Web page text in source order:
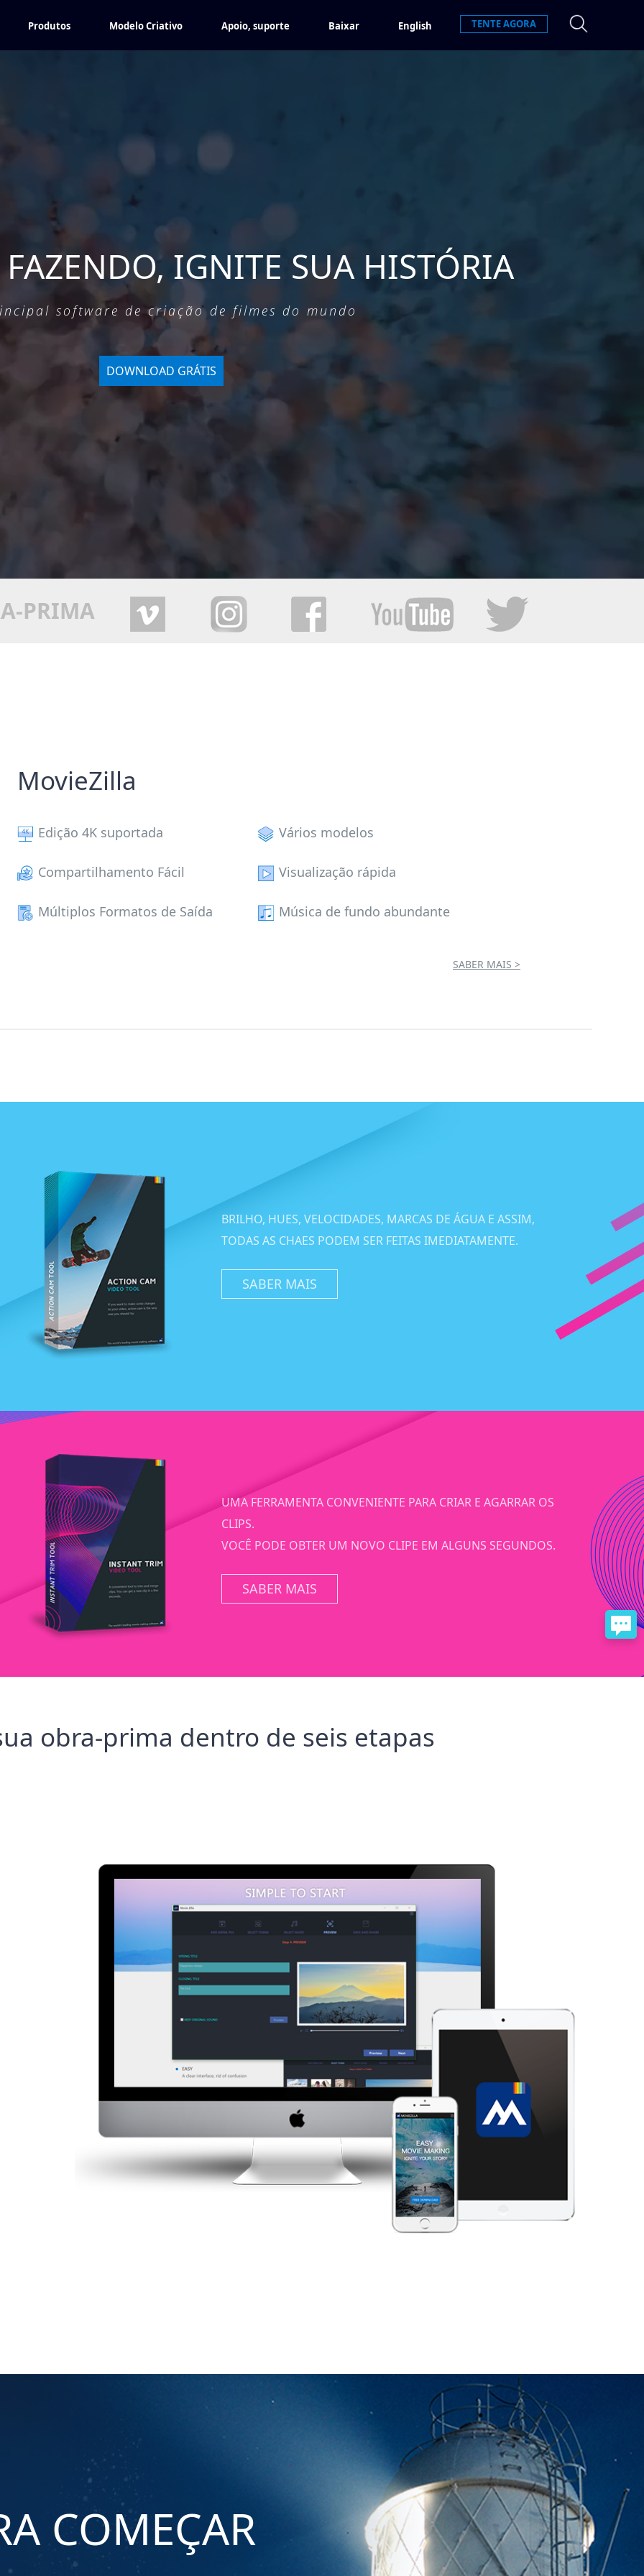
Produtos Modelo Criativo Apoio, suporte Baixar English TENTE AGORA
IGNITE SUA HISTÓRIA
software de criação de filmes do mundo
DOWNLOAD GRÁTIS
PRIMA
MovieZilla
Edição 4K suportada Vários modelos
Compartilhamento Fácil Visualização rápida
Múltiplos Formatos de Saída Música de fundo abundante
SABER MAIS >
BRILHO, HUES, VELOCIDADES, MARCAS DE ÁGUA E ASSIM,
TODAS AS CHAES PODEM SER FEITAS IMEDIATAMENTE.
SABER MAIS
UMA FERRAMENTA CONVENIENTE PARA CRIAR E AGARRAR OS
CLIPS.
VOCÊ PODE OBTER UM NOVO CLIPE EM ALGUNS SEGUNDOS.
SABER MAIS
obra-prima dentro de seis etapas
COMEÇAR